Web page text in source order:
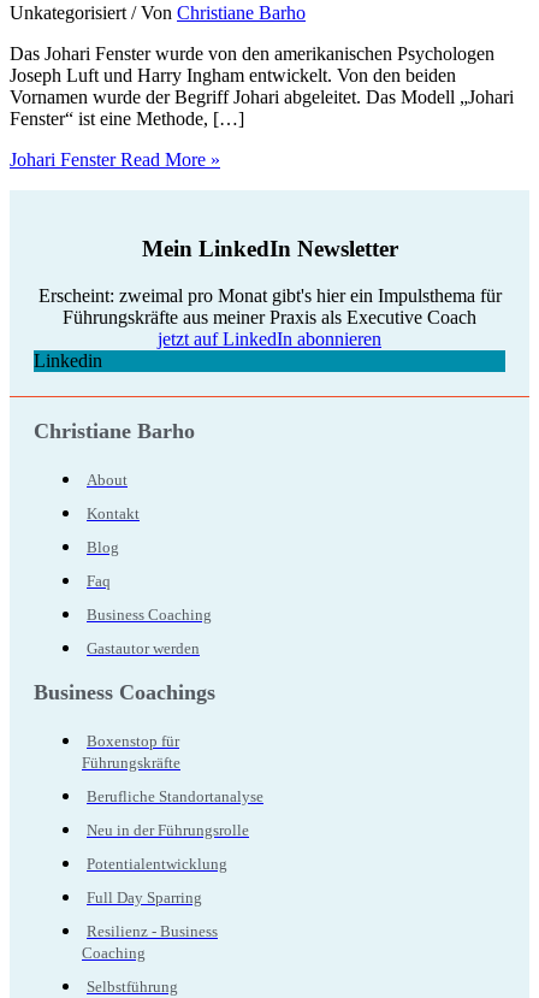
Unkategorisiert / Von Christiane Barho
Das Johari Fenster wurde von den amerikanischen Psychologen
Joseph Luft und Harry Ingham entwickelt. Von den beiden
Vornamen wurde der Begriff Johari abgeleitet. Das Modell „Johari
Fenster“ ist eine Methode, […]
Johari FensterRead More »
Mein LinkedIn Newsletter
Erscheint: zweimal pro Monat gibt's hier ein Impulsthema für
Führungskräfte aus meiner Praxis als Executive Coach
jetzt auf LinkedIn abonnieren
Linkedin
Christiane Barho
About
Kontakt
Blog
Faq
Business Coaching
Gastautor werden
Business Coachings
Boxenstop für
Führungskräfte
Berufliche Standortanalyse
Neu in der Führungsrolle
Potentialentwicklung
Full Day Sparring
Resilienz - Business
Coaching
Selbstführung